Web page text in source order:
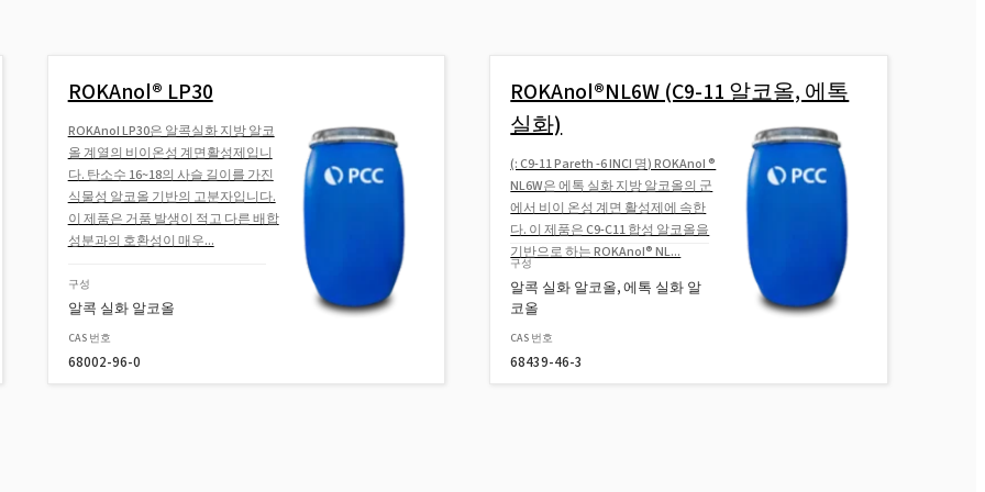
ROKAnol®LP60 (폴리옥시알킬렌 지
ROKAnol® LP911 (폴리옥시알킬렌
글리콜 에테르)
ROKAnol®LP2424 (C12-14 알코올 에
톡실화, 프로폭실화)
ROKAnol® LP30
ROKAnol LP30은 알콕실화 지방 알코
올 계열의 비이온성 계면활성제입니
다. 탄소수 16~18의 사슬 길이를 가진
식물성 알코올 기반의 고분자입니다.
이 제품은 거품 발생이 적고 다른 배합
성분과의 호환성이 매우...
구성
알콕 실화 알코올
CAS 번호
68002-96-0
ROKAnol®NL6W (C9-11 알코올, 에톡
실화)
(: C9-11 Pareth -6 INCI 명) ROKAnol ®
NL6W은 에톡 실화 지방 알코올의 군
에서 비이 온성 계면 활성제에 속한
다. 이 제품은 C9-C11 합성 알코올을
기반으로 하는 ROKAnol® NL...
구성
알콕 실화 알코올, 에톡 실화 알
코올
CAS 번호
68439-46-3